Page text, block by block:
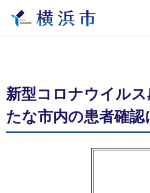
新型コロナウイル
たな市内の患者確認